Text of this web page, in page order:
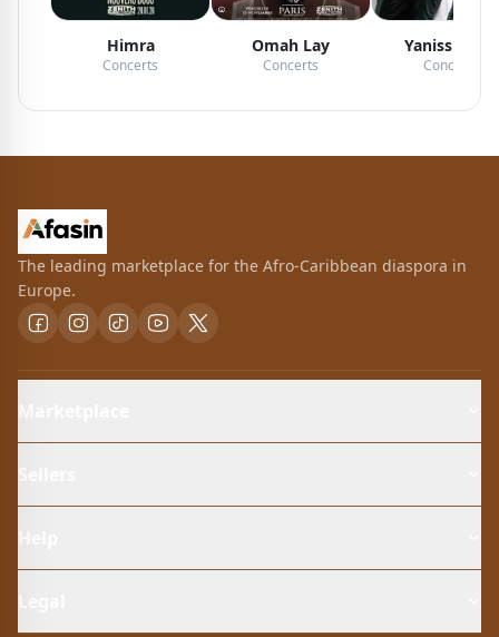
Himra
Concerts
Omah Lay
Concerts
Yaniss Odua
Concerts
The leading marketplace for the Afro-Caribbean diaspora in
Europe.